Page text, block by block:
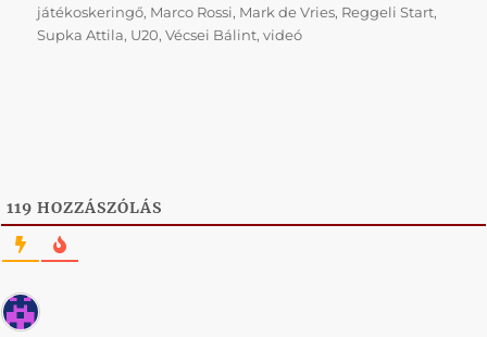
játékoskeringő, Marco Rossi, Mark de Vries, Reggeli Start,
Supka Attila, U20,Vécsei Bálint,videó
119 HOZZÁSZÓLÁS